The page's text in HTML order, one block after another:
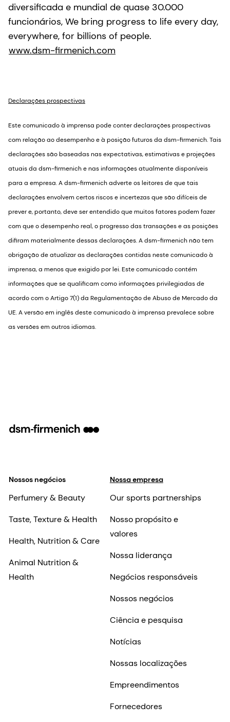
diversificada e mundial de quase 30.000
funcionários, We bring progress to life every day,
everywhere, for billions of people.
www.dsm-firmenich.com
Declarações prospectivas
Este comunicado à imprensa pode conter declarações prospectivas
com relação ao desempenho e à posição futuros da dsm-firmenich. Tais
declarações são baseadas nas expectativas, estimativas e projeções
atuais da dsm-firmenich e nas informações atualmente disponíveis
para a empresa. A dsm-firmenich adverte os leitores de que tais
declarações envolvem certos riscos e incertezas que são difíceis de
prever e, portanto, deve ser entendido que muitos fatores podem fazer
com que o desempenho real, o progresso das transações e as posições
difiram materialmente dessas declarações. A dsm-firmenich não tem
obrigação de atualizar as declarações contidas neste comunicado à
imprensa, a menos que exigido por lei. Este comunicado contém
informações que se qualificam como informações privilegiadas de
acordo com o Artigo 7(1) da Regulamentação de Abuso de Mercado da
UE. A versão em inglês deste comunicado à imprensa prevalece sobre
as versões em outros idiomas.
Nossos negócios
Perfumery & Beauty
Taste, Texture & Health
Health, Nutrition & Care
Animal Nutrition &
Health
Nossa empresa
Our sports partnerships
Nosso propósito e
valores
Nossa liderança
Negócios responsáveis
Nossos negócios
Ciência e pesquisa
Notícias
Nossas localizações
Empreendimentos
Fornecedores